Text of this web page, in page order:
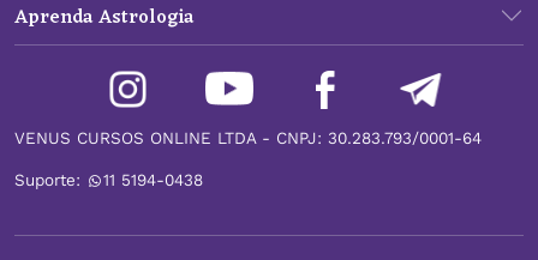
Aprenda Astrologia
VENUS CURSOS ONLINE LTDA - CNPJ: 30.283.793/0001-64
Suporte: 11 5194-0438